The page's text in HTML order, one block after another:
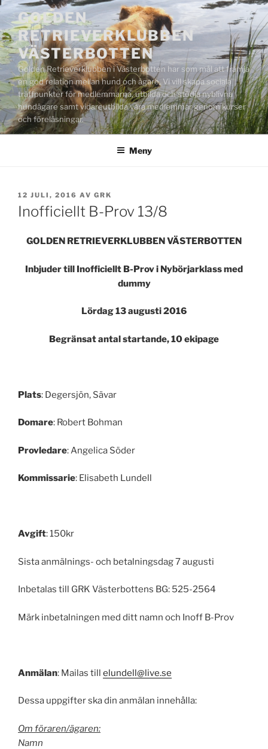
Hoppa
innehåll
GOLDEN
RETRIEVERKLUBBEN
VÄSTERBOTTEN
Golden Retrieverklubben i Västerbotten har som mål att främja
en god relation mellan hund och ägare. Vi vill skapa sociala
träffpunkter för medlemmarna, utbilda och stödja nyblivna
hundägare samt vidareutbilda våra medlemmar genom kurser
och föreläsningar.
Meny
PUBLICERAT
12 JULI, 2016 AV GRK
Inofficiellt B-Prov 13/8
GOLDEN RETRIEVERKLUBBEN VÄSTERBOTTEN
Inbjuder till Inofficiellt B-Prov i Nybörjarklass med
dummy
Lördag 13 augusti 2016
Begränsat antal startande, 10 ekipage
Plats: Degersjön, Sävar
Domare: Robert Bohman
Provledare: Angelica Söder
Kommissarie: Elisabeth Lundell
Avgift: 150kr
Sista anmälnings- och betalningsdag 7 augusti
Inbetalas till GRK Västerbottens BG: 525-2564
Märk inbetalningen med ditt namn och Inoff B-Prov
Anmälan: Mailas till elundell@live.se
Dessa uppgifter ska din anmälan innehålla:
Om föraren/ägaren:
Namn